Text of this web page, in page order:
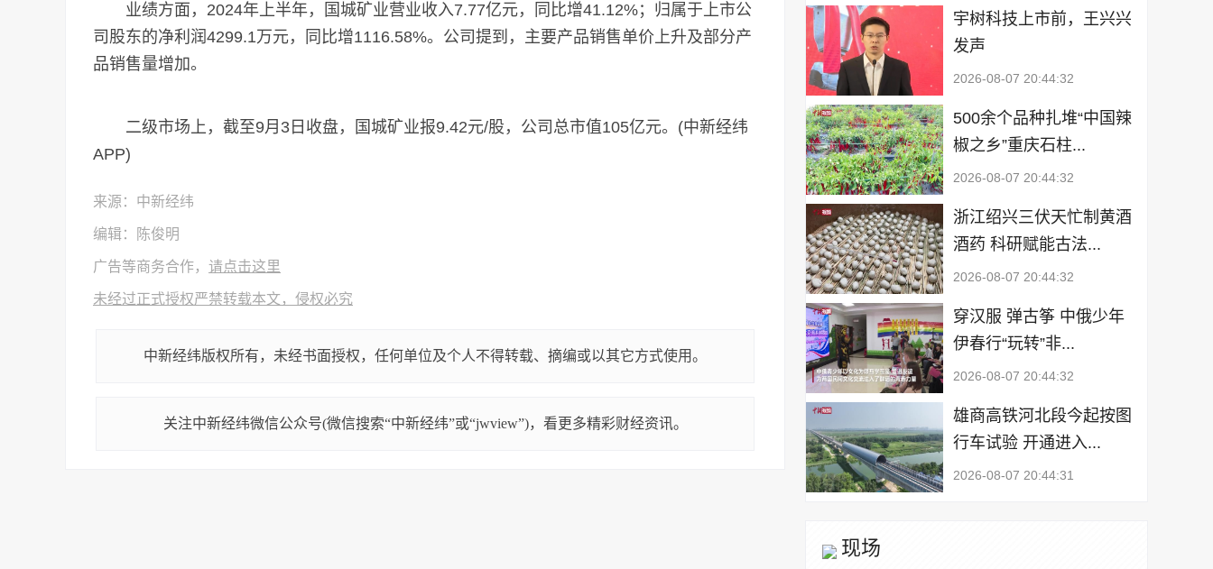
业绩方面，2024年上半年，国城矿业营业收入7.77亿元，同比增41.12%；归属于上市公
司股东的净利润4299.1万元，同比增1116.58%。公司提到，主要产品销售单价上升及部分产
品销售量增加。
二级市场上，截至9月3日收盘，国城矿业报9.42元/股，公司总市值105亿元。(中新经纬
APP)
来源：中新经纬
编辑：陈俊明
广告等商务合作， 请点击这里
未经过正式授权严禁转载本文，侵权必究
中新经纬版权所有，未经书面授权，任何单位及个人不得转载、摘编或以其它方式使用。
关注中新经纬微信公众号(微信搜索“中新经纬”或“jwview”)，看更多精彩财经资讯。
宇树科技上市前，王兴兴
发声
2026-08-07 20:44:32
500余个品种扎堆“中国辣
椒之乡”重庆石柱...
2026-08-07 20:44:32
浙江绍兴三伏天忙制黄酒
酒药 科研赋能古法...
2026-08-07 20:44:32
穿汉服 弹古筝 中俄少年
伊春行“玩转”非...
2026-08-07 20:44:32
雄商高铁河北段今起按图
行车试验 开通进入...
2026-08-07 20:44:31
现场